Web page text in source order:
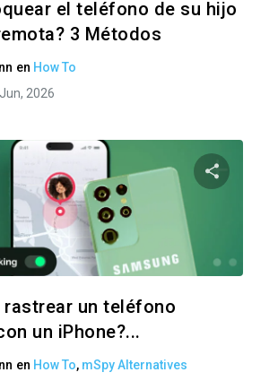
el teléfono de su hijo
3 Métodos
en How To
2026
rastrear un teléfono
un iPhone?...
en How To, mSpy Alternatives